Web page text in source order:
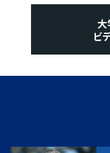
大
ビ